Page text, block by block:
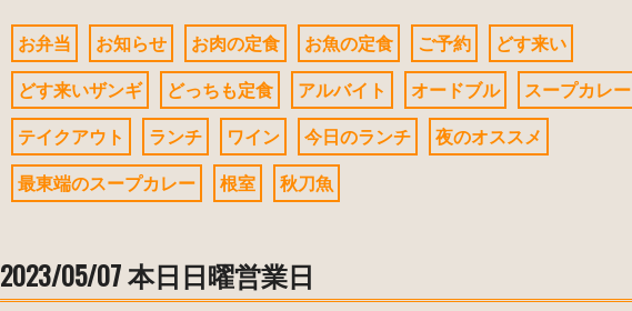
お弁当 お知らせ お肉の定食 お魚の定食 ご予約
どす来い
どす来いザンギ
どっちも定食 アルバイト オードブル
スープカレー
テイクアウト
ランチ ワイン 今日のランチ
夜のオススメ
最東端のスープカレー
根室 秋刀魚
2023/05/07 本日日曜営業日